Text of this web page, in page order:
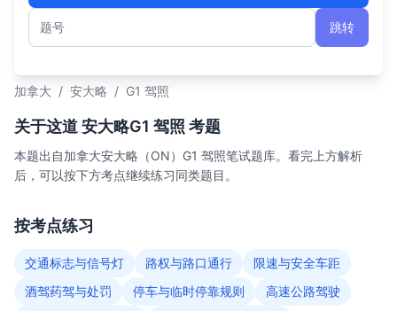
题号
跳转
加拿大 / 安大略 / G1 驾照
关于这道 安大略G1 驾照 考题
本题出自加拿大安大略（ON）G1 驾照笔试题库。看完上方解析
后，可以按下方考点继续练习同类题目。
按考点练习
交通标志与信号灯 路权与路口通行
限速与安全车距
酒驾药驾与处罚
停车与临时停靠规则
高速公路驾驶